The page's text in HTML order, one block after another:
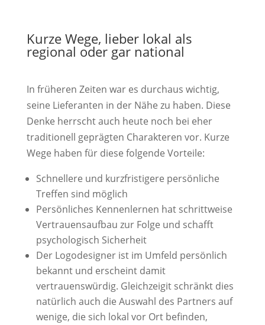
Kurze Wege, lieber lokal als
regional oder gar national
In früheren Zeiten war es durchaus wichtig,
seine Lieferanten in der Nähe zu haben. Diese
Denke herrscht auch heute noch bei eher
traditionell geprägten Charakteren vor. Kurze
Wege haben für diese folgende Vorteile:
Schnellere und kurzfristigere persönliche
Treffen sind möglich
Persönliches Kennenlernen hat schrittweise
Vertrauensaufbau zur Folge und schafft
psychologisch Sicherheit
Der Logodesigner ist im Umfeld persönlich
bekannt und erscheint damit
vertrauenswürdig. Gleichzeigit schränkt dies
natürlich auch die Auswahl des Partners auf
wenige, die sich lokal vor Ort befinden,